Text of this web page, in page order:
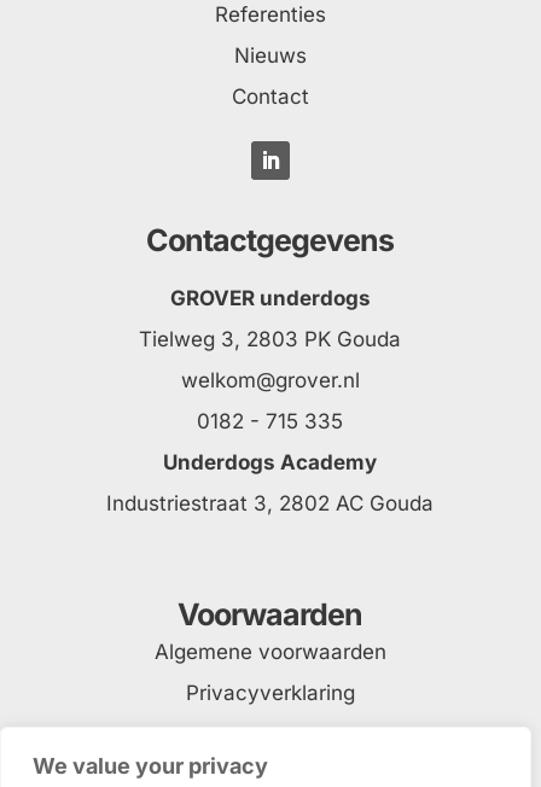
We value your privacy
Referenties
Nieuws
Contact
Contactgegevens
GROVER underdogs
Tielweg 3, 2803 PK Gouda
welkom@grover.nl
0182 - 715 335
Underdogs Academy
Industriestraat 3, 2802 AC Gouda
Voorwaarden
Algemene voorwaarden
Privacyverklaring